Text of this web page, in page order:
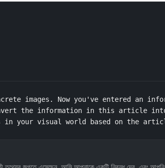
images. Now you've entered an
the information in this article into
in your visual world based on the